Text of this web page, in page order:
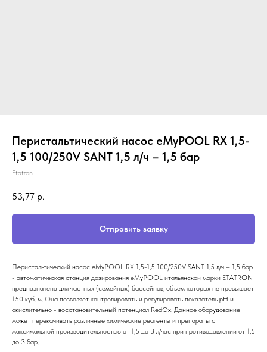
Перистальтический насос eMyPOOL RX 1,5-
1,5 100/250V SANT 1,5 л/ч – 1,5 бар
Etatron
53,77 р.
Отправить заявку
Перистальтический насос eMyPOOL RX 1,5-1,5 100/250V SANT 1,5 л/ч – 1,5 бар
- автоматическая станция дозирования eMyPOOL итальянской марки ETATRON
предназначена для частных (семейных) бассейнов, объем которых не превышает
150 куб. м. Она позволяет контролировать и регулировать показатель рН и
окислительно - восстановительный потенциал RedOx. Данное оборудование
может перекачивать различные химические реагенты и препараты с
максимальной производительностью от 1,5 до 3 л/час при противодавлении от 1,5
до 3 бар.